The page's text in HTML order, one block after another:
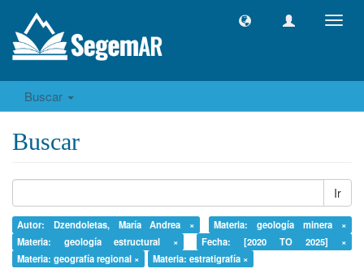
Buscar
Buscar
Ir
Autor: Dzendoletas, María Andrea ×
Materia: geología minera ×
Materia: geología estructural ×
Fecha: [2020 TO 2025] ×
Materia: geografía regional ×
Materia: estratigrafía ×